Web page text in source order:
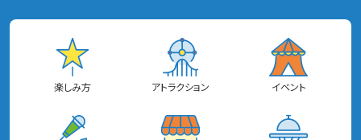
楽しみ方 アトラクション イベント